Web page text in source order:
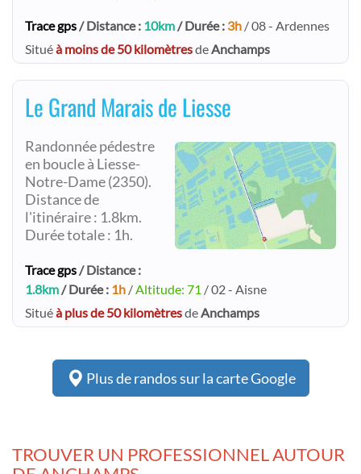
Trace gps/ Distance : 10km/ Durée : 3h / 08 - Ardennes
Situéà moins de 50 kilomètresdeAnchamps
Le Grand Marais de Liesse
Randonnée pédestre
en boucle à Liesse-
Notre-Dame (2350).
Distance de
l'itinéraire : 1.8km.
Durée totale : 1h.
Trace gps/ Distance :
1.8km/ Durée : 1h /Altitude: 71 / 02 - Aisne
Situéà plus de 50 kilomètresdeAnchamps
Plus de randos sur la carte Google
TROUVER UN PROFESSIONNEL AUTOUR